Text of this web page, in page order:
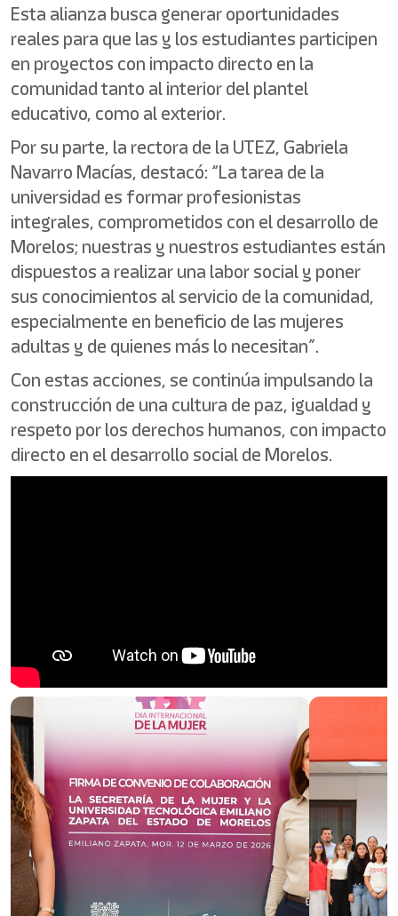
Esta alianza busca generar oportunidades
reales para que las y los estudiantes participen
en proyectos con impacto directo en la
comunidad tanto al interior del plantel
educativo, como al exterior.
Por su parte, la rectora de la UTEZ, Gabriela
Navarro Macías, destacó: “La tarea de la
universidad es formar profesionistas
integrales, comprometidos con el desarrollo de
Morelos; nuestras y nuestros estudiantes están
dispuestos a realizar una labor social y poner
sus conocimientos al servicio de la comunidad,
especialmente en beneficio de las mujeres
adultas y de quienes más lo necesitan”.
Con estas acciones, se continúa impulsando la
construcción de una cultura de paz, igualdad y
respeto por los derechos humanos, con impacto
directo en el desarrollo social de Morelos.